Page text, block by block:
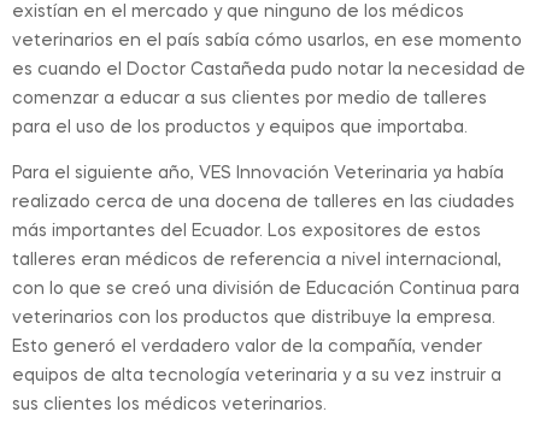
existían en el mercado y que ninguno de los médicos
veterinarios en el país sabía cómo usarlos, en ese momento
es cuando el Doctor Castañeda pudo notar la necesidad de
comenzar a educar a sus clientes por medio de talleres
para el uso de los productos y equipos que importaba.
Para el siguiente año, VES Innovación Veterinaria ya había
realizado cerca de una docena de talleres en las ciudades
más importantes del Ecuador. Los expositores de estos
talleres eran médicos de referencia a nivel internacional,
con lo que se creó una división de Educación Continua para
veterinarios con los productos que distribuye la empresa.
Esto generó el verdadero valor de la compañía, vender
equipos de alta tecnología veterinaria y a su vez instruir a
sus clientes los médicos veterinarios.